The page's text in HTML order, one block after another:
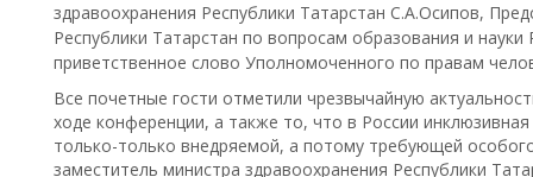
здравоохранения Республики Татарстан С.А.Осипов,
Республики Татарстан по вопросам образования и
приветственное слово Уполномоченного по правам
Все почетные гости отметили чрезвычайную
ходе конференции, а также то, что в России
только-только внедряемой, а потому требующей
заместитель министра здравоохранения Республики